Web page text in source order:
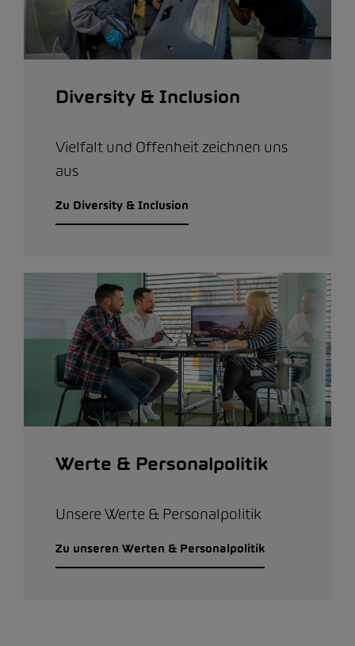
Diversity & Inclusion
Vielfalt und Offenheit zeichnen uns
aus
Zu Diversity & Inclusion
Werte & Personalpolitik
Unsere Werte & Personalpolitik
Zu unseren Werten & Personalpolitik